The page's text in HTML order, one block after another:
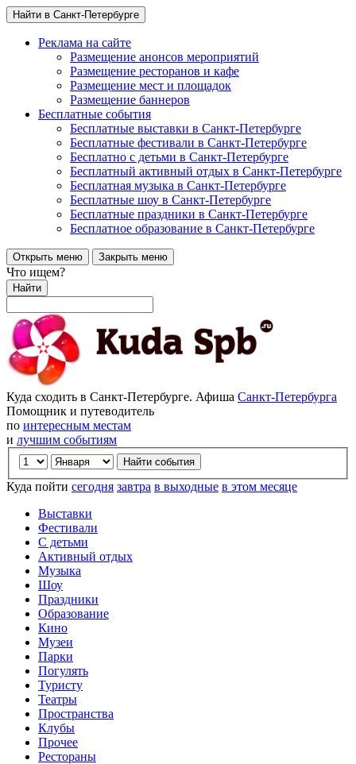
Найти в Санкт-Петербурге
Реклама на сайте
Размещение анонсов мероприятий
Размещение ресторанов и кафе
Размещение мест и площадок
Размещение баннеров
Бесплатные события
Бесплатные выставки в Санкт-Петербурге
Бесплатные фестивали в Санкт-Петербурге
Бесплатно с детьми в Санкт-Петербурге
Бесплатный активный отдых в Санкт-Петербурге
Бесплатная музыка в Санкт-Петербурге
Бесплатные шоу в Санкт-Петербурге
Бесплатные праздники в Санкт-Петербурге
Бесплатное образование в Санкт-Петербурге
Открыть меню Закрыть меню
Что ищем?
Найти
Куда сходить в Санкт-Петербурге. Афиша Санкт-Петербурга
Помощник и путеводитель
по интересным местам
и лучшим событиям
Куда пойти сегодня завтра в выходные в этом месяце
Выставки
Фестивали
С детьми
Активный отдых
Музыка
Шоу
Праздники
Образование
Кино
Музеи
Парки
Погулять
Туристу
Театры
Пространства
Клубы
Прочее
Рестораны